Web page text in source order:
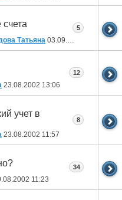
Татьяна 03.09.2002
5
23.08.2002 13:06
12
учет в
23.08.2002 11:57
8
11:23
34